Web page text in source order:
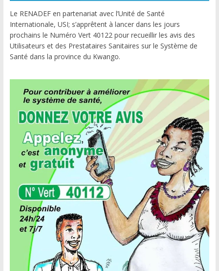
Le RENADEF en partenariat avec l’Unité de Santé
Internationale, USI; s’apprêtent à lancer dans les jours
prochains le Numéro Vert 40122 pour recueillir les avis des
Utilisateurs et des Prestataires Sanitaires sur le Système de
Santé dans la province du Kwango.